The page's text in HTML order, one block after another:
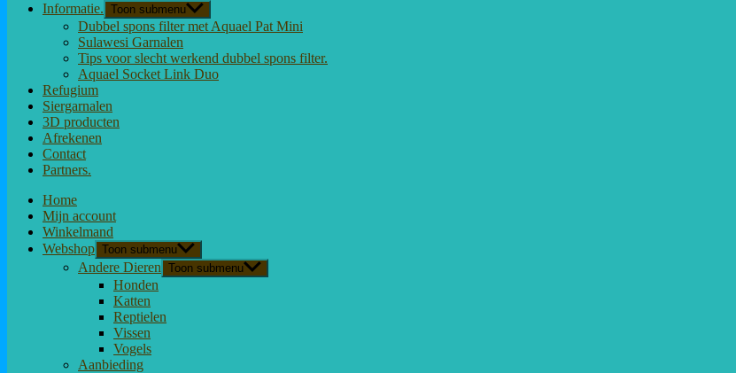
Informatie. Toon submenu
Dubbel spons filter met Aquael Pat Mini
Sulawesi Garnalen
Tips voor slecht werkend dubbel spons filter.
Aquael Socket Link Duo
Refugium
Siergarnalen
3D producten
Afrekenen
Contact
Partners.
Home
Mijn account
Winkelmand
Webshop Toon submenu
Andere Dieren Toon submenu
Honden
Katten
Reptielen
Vissen
Vogels
Aanbieding